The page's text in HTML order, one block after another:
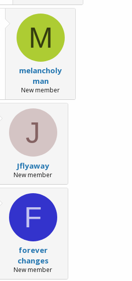
M
melancholy
man
New member
J
Jflyaway
New member
F
forever
changes
New member